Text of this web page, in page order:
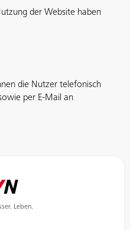
der Website haben
die Nutzer telefonisch
per E-Mail an
Leben.